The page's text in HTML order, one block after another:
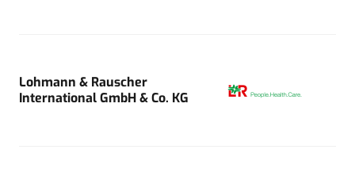
Lohmann & Rauscher
International GmbH & Co. KG